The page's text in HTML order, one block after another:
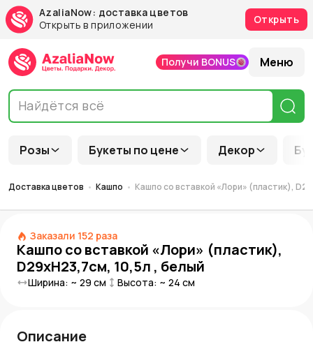
AzaliaNow: доставка цветов
Открыть в приложении
Открыть
Розы Букеты по цене Декор
Получи BONUS Меню
Доставка цветов Кашпо Кашпо со вставкой «Лори» (пластик),
Заказали 152 раза
Кашпо со вставкой «Лори» (пластик),
D29xH23,7см, 10,5л , белый
Ширина: ~ 29 см Высота: ~ 24 см
Описание